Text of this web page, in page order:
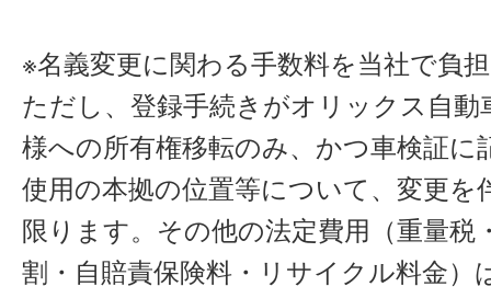
※名義変更に関わる手数料を当社で負
ただし、登録手続きがオリックス自動
様への所有権移転のみ、かつ車検証に
使用の本拠の位置等について、変更を
限ります。その他の法定費用（重量税
割・自賠責保険料・リサイクル料金）